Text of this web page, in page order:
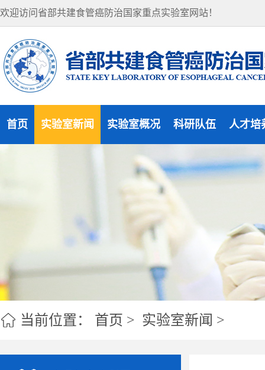
欢迎访问省部共建食管癌防治国家重点实验室网站！
首页 实验室新闻
实验室风貌
实验室概况
实验室概况
组织机构
学术委员会
实验室室训
科研队伍
研究方向
人才培
研究生
博士
人才引
当前位置： 首页 > 实验室新闻 >